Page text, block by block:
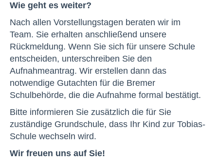
Wie geht es weiter?
Nach allen Vorstellungstagen beraten wir im
Team. Sie erhalten anschließend unsere
Rückmeldung. Wenn Sie sich für unsere Schule
entscheiden, unterschreiben Sie den
Aufnahmeantrag. Wir erstellen dann das
notwendige Gutachten für die Bremer
Schulbehörde, die die Aufnahme formal bestätigt.
Bitte informieren Sie zusätzlich die für Sie
zuständige Grundschule, dass Ihr Kind zur Tobias-
Schule wechseln wird.
Wir freuen uns auf Sie!